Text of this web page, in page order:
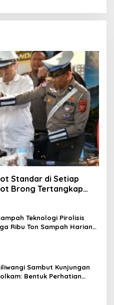
Standar di Setiap
Brong Tertangkap
Teknologi Pirolisis
Ribu Ton Sampah Harian
Sambut Kunjungan
Bentuk Perhatian